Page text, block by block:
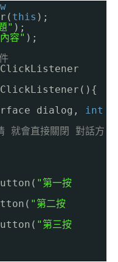
this );
" );
容" );
dialog, int
就會直接關閉 對話方
"第一按
"第二按
"第三按